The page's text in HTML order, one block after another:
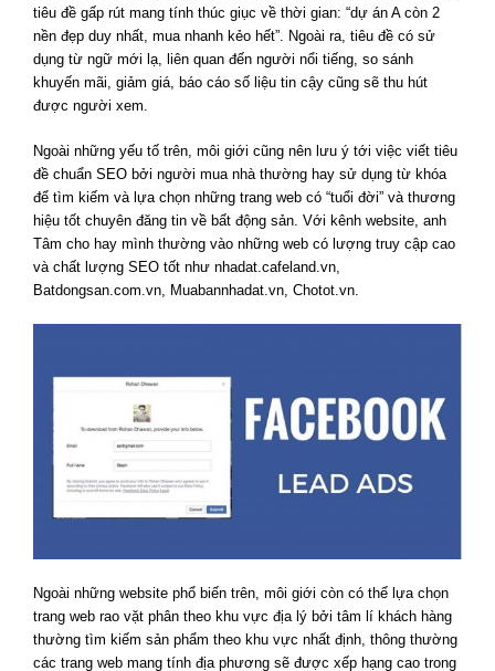
tiêu đề gấp rút mang tính thúc giục về thời gian: “dự án A còn 2
nền đẹp duy nhất, mua nhanh kẻo hết”. Ngoài ra, tiêu đề có sử
dụng từ ngữ mới lạ, liên quan đến người nổi tiếng, so sánh
khuyến mãi, giảm giá, báo cáo số liệu tin cậy cũng sẽ thu hút
được người xem.
Ngoài những yếu tố trên, môi giới cũng nên lưu ý tới việc viết tiêu
đề chuẩn SEO bởi người mua nhà thường hay sử dụng từ khóa
để tìm kiếm và lựa chọn những trang web có “tuổi đời” và thương
hiệu tốt chuyên đăng tin về bất động sản. Với kênh website, anh
Tâm cho hay mình thường vào những web có lượng truy cập cao
và chất lượng SEO tốt như nhadat.cafeland.vn,
Batdongsan.com.vn, Muabannhadat.vn, Chotot.vn.
Ngoài những website phổ biến trên, môi giới còn có thể lựa chọn
trang web rao vặt phân theo khu vực địa lý bởi tâm lí khách hàng
thường tìm kiếm sản phẩm theo khu vực nhất định, thông thường
các trang web mang tính địa phương sẽ được xếp hạng cao trong